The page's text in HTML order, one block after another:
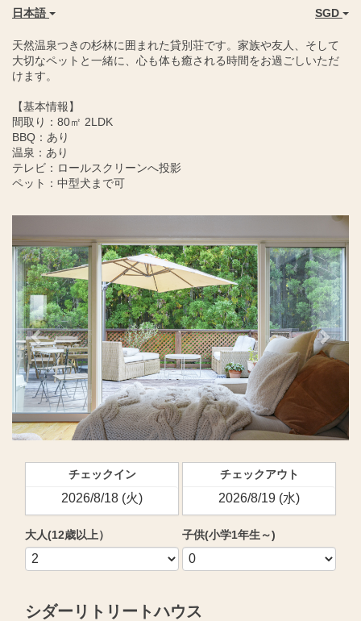
日本語 SGD
天然温泉つきの杉林に囲まれた貸別荘です。家族や友人、そして
大切なペットと一緒に、心も体も癒される時間をお過ごしいただ
けます。
【基本情報】
間取り：80㎡ 2LDK
BBQ：あり
温泉：あり
テレビ：ロールスクリーンへ投影
ペット：中型犬まで可
Next
チェックイン チェックアウト
大人(12歳以上） 子供(小学1年生～)
シダーリトリートハウス